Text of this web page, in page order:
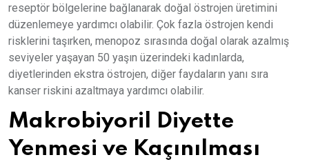
reseptör bölgelerine bağlanarak doğal östrojen üretimini
düzenlemeye yardımcı olabilir. Çok fazla östrojen kendi
risklerini taşırken, menopoz sırasında doğal olarak azalmış
seviyeler yaşayan 50 yaşın üzerindeki kadınlarda,
diyetlerinden ekstra östrojen, diğer faydaların yanı sıra
kanser riskini azaltmaya yardımcı olabilir.
Makrobiyoril Diyette
Yenmesi ve Kaçınılması